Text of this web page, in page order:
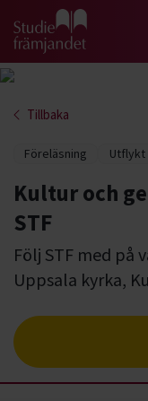
Gå till
Tillbaka
Föreläsning Utflykt
Kultur och
STF
Följ STF med på
Uppsala kyrka,